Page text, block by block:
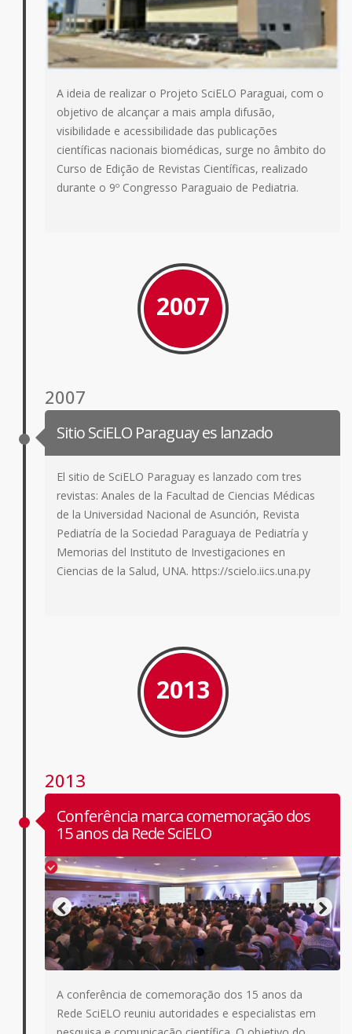
A ideia de realizar o Projeto SciELO Paraguai, com o
objetivo de alcançar a mais ampla difusão,
visibilidade e acessibilidade das publicações
científicas nacionais biomédicas, surge no âmbito do
Curso de Edição de Revistas Científicas, realizado
durante o 9º Congresso Paraguaio de Pediatria.
2007
2007
Sitio SciELO Paraguay es lanzado
El sitio de SciELO Paraguay es lanzado com tres
revistas: Anales de la Facultad de Ciencias Médicas
de la Universidad Nacional de Asunción, Revista
Pediatría de la Sociedad Paraguaya de Pediatría y
Memorias del Instituto de Investigaciones en
Ciencias de la Salud, UNA. https://scielo.iics.una.py
2013
2013
Conferência marca comemoração dos
15 anos da Rede SciELO
A conferência de comemoração dos 15 anos da
Rede SciELO reuniu autoridades e especialistas em